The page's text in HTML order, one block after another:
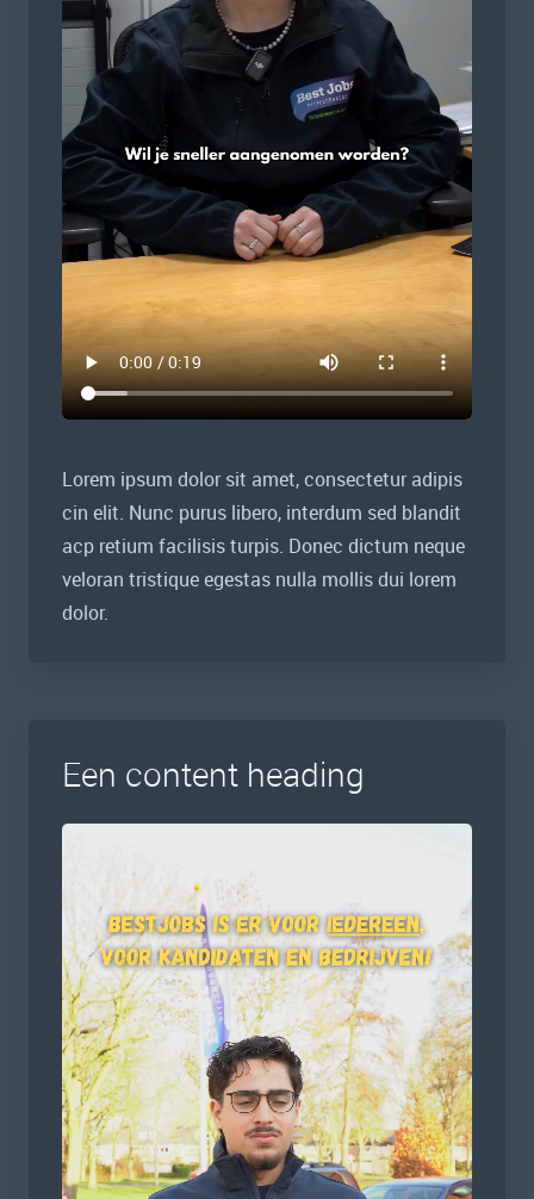
Lorem ipsum dolor sit amet, consectetur adipis
cin elit. Nunc purus libero, interdum sed blandit
acp retium facilisis turpis. Donec dictum neque
veloran tristique egestas nulla mollis dui lorem
dolor.
Een content heading